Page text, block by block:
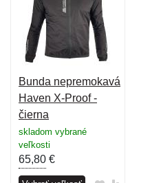
Bunda nepremokavá
Haven X-Proof -
čierna
skladom vybrané
veľkosti
65,80 €